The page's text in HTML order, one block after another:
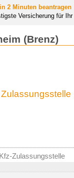
2 Minuten beantragen
Versicherung für
(Brenz)
Kfz-Zulassungsstelle